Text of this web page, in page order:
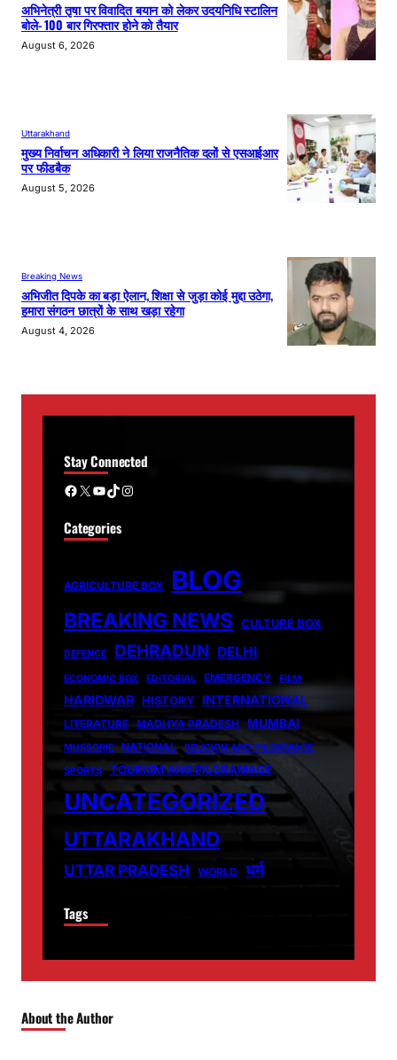
अभिनेत्री तृषा पर विवादित बयान को लेकर उदयनिधि स्टालिन
बोले- 100 बार गिरफ्तार होने को तैयार
August 6, 2026
Uttarakhand
मुख्य निर्वाचन अधिकारी ने लिया राजनैतिक दलों से एसआईआर
पर फीडबैक
August 5, 2026
Breaking News
अभिजीत दिपके का बड़ा ऐलान, शिक्षा से जुड़ा कोई मुद्दा उठेगा,
हमारा संगठन छात्रों के साथ खड़ा रहेगा
August 4, 2026
Stay Connected
Facebook X YouTube TikTok Instagram
Categories
AGRICULTURE BOX BLOG
BREAKING NEWS CULTURE BOX
DEFENCE DEHRADUN DELHI
ECONOMIC BOX EDITORIAL EMERGENCY FILM
HARIDWAR HISTORY INTERNATIONAL
LITERATURE MADHYA PRADESH MUMBAI
MUSSORIE NATIONAL
RELIGION AND PILGRIMAGE
SPORTS
TOURISM AND PILGRAMAGE
UNCATEGORIZED
UTTARAKHAND
UTTAR PRADESH WORLD धर्म
Tags
About the Author